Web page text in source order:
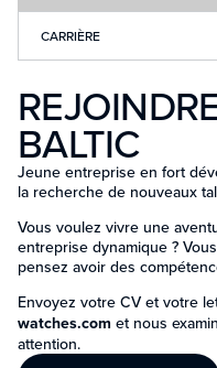
BALTIC
Jeune entreprise en fort
la recherche de nouveaux
Vous voulez vivre une
entreprise dynamique ?
pensez avoir des
Envoyez votre CV et votre
watches.com et nous
attention.